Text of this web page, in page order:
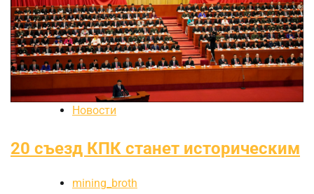
Новости
20 съезд КПК станет историческим
mining_broth